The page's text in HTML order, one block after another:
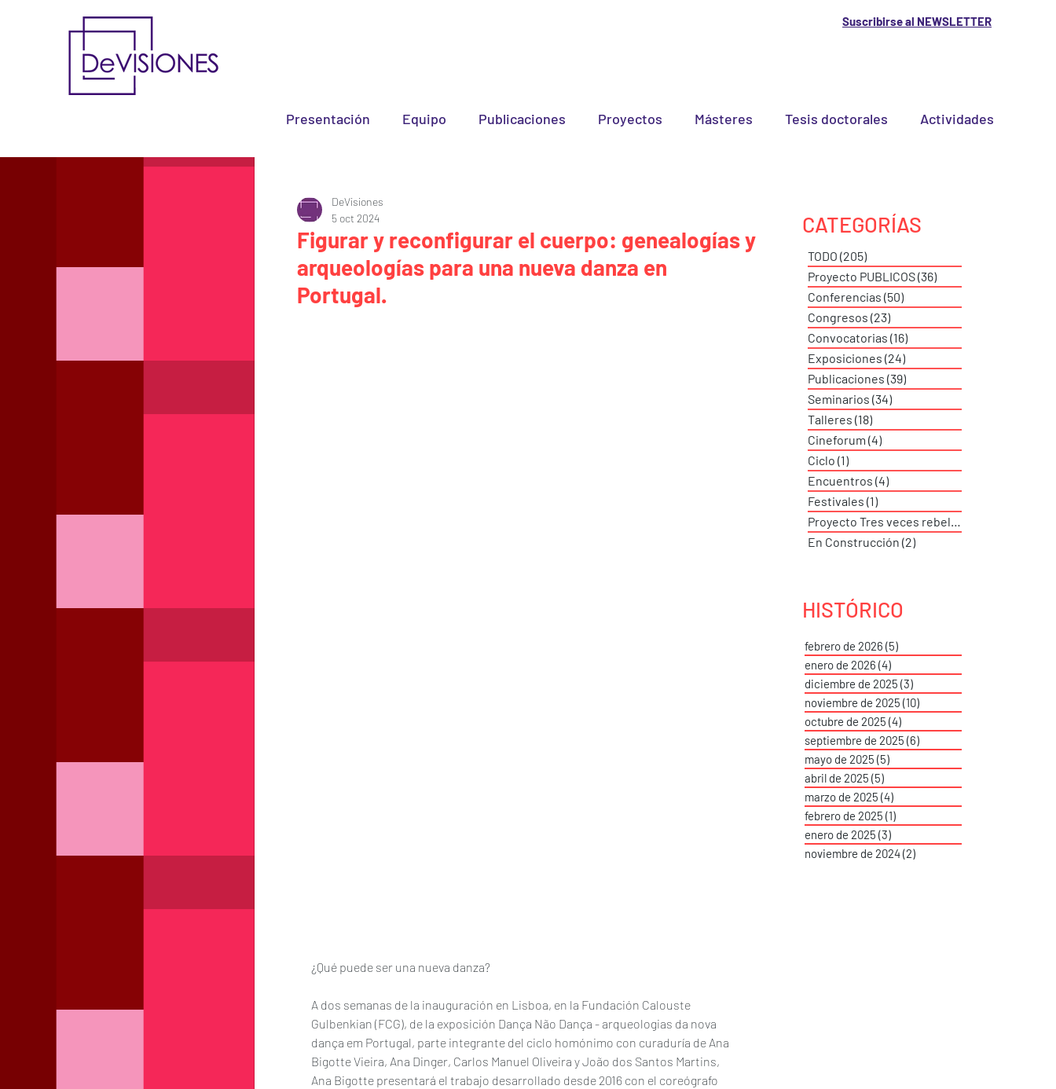
Suscribirse al NEWSLETTER
Presentación Equipo Publicaciones Proyectos Másteres Tesis doctorales Actividades
CATEGORÍAS
TODO (205)
Proyecto PUBLICOS(36)
Conferencias (50)
Congresos (23)
Convocatorias (16)
Exposiciones (24)
Publicaciones (39)
Seminarios (34)
Talleres (18)
Cineforum (4)
Ciclo (1)
Encuentros (4)
Festivales (1)
Proyecto Tres veces rebeldes
En Construcción (2)
HISTÓRICO
febrero de 2026 (5)
enero de 2026 (4)
diciembre de 2025 (3)
noviembre de 2025 (10)
octubre de 2025 (4)
septiembre de 2025 (6)
mayo de 2025 (5)
abril de 2025 (5)
marzo de 2025 (4)
febrero de 2025 (1)
enero de 2025 (3)
noviembre de 2024(2)
Figurar y reconfigurar el cuerpo: genealogías y
arqueologías para una nueva danza en
Portugal.
DeVisiones
5 oct 2024
¿Qué puede ser una nueva danza?
A dos semanas de la inauguración en Lisboa, en la Fundación Calouste
Gulbenkian (FCG), de la exposición Dança Não Dança - arqueologias da nova
dança em Portugal, parte integrante del ciclo homónimo con curaduría de Ana
Bigotte Vieira, Ana Dinger, Carlos Manuel Oliveira y João dos Santos Martins,
Ana Bigotte presentará el trabajo desarrollado desde 2016 con el coreógrafo